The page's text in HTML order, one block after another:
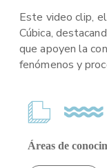
Este video clip,
Cúbica,
que apoyen la
fenómenos y
Áreas de